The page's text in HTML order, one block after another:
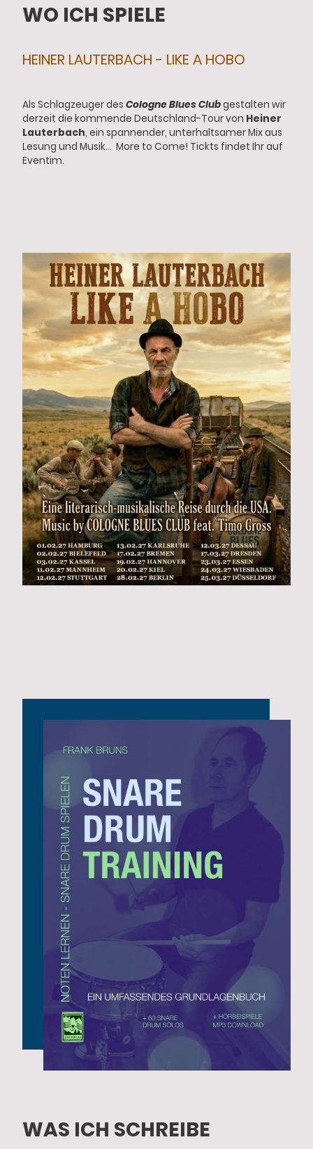
WO ICH SPIELE
HEINER LAUTERBACH - LIKE A HOBO
Als Schlagzeuger des Cologne Blues Clubgestalten wir
derzeit die kommende Deutschland-Tour von Heiner
Lauterbach, ein spannender, unterhaltsamer Mix aus
Lesung und Musik... More to Come! Tickts findet Ihr auf
Eventim.
WAS ICH SCHREIBE